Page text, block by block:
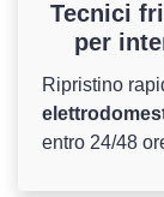
Tecnici
per
Ripristino
entro 24/48